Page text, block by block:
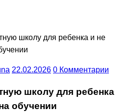
школу для ребенка и не
22.02.2026 0 Комментарии
школу для ребенка
обучении